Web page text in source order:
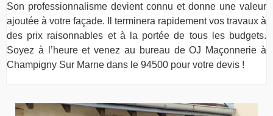
Son professionnalisme devient connu et donne une valeur
ajoutée à votre façade. Il terminera rapidement vos travaux à
des prix raisonnables et à la portée de tous les budgets.
Soyez à l’heure et venez au bureau de OJ Maçonnerie à
Champigny Sur Marne dans le 94500 pour votre devis !